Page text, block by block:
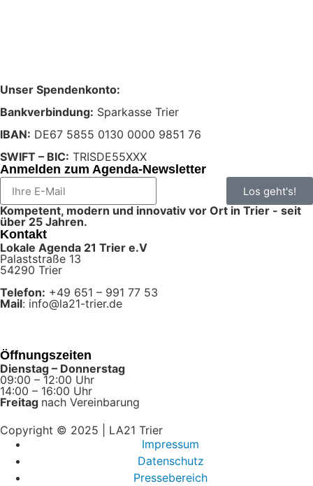
Unser Spendenkonto:
Bankverbindung: Sparkasse Trier
IBAN: DE67 5855 0130 0000 9851 76
SWIFT – BIC: TRISDE55XXX
Anmelden zum Agenda-Newsletter
Los geht's!
Kompetent, modern und innovativ vor Ort in Trier - seit
über 25 Jahren.
Kontakt
Lokale Agenda 21 Trier e.V
Palaststraße 13
54290 Trier
Telefon: +49 651 – 991 77 53
Mail: info@la21-trier.de
Öffnungszeiten
Dienstag – Donnerstag
09:00 – 12:00 Uhr
14:00 – 16:00 Uhr
Freitag nach Vereinbarung
Copyright © 2025 | LA21 Trier
Impressum
Datenschutz
Pressebereich